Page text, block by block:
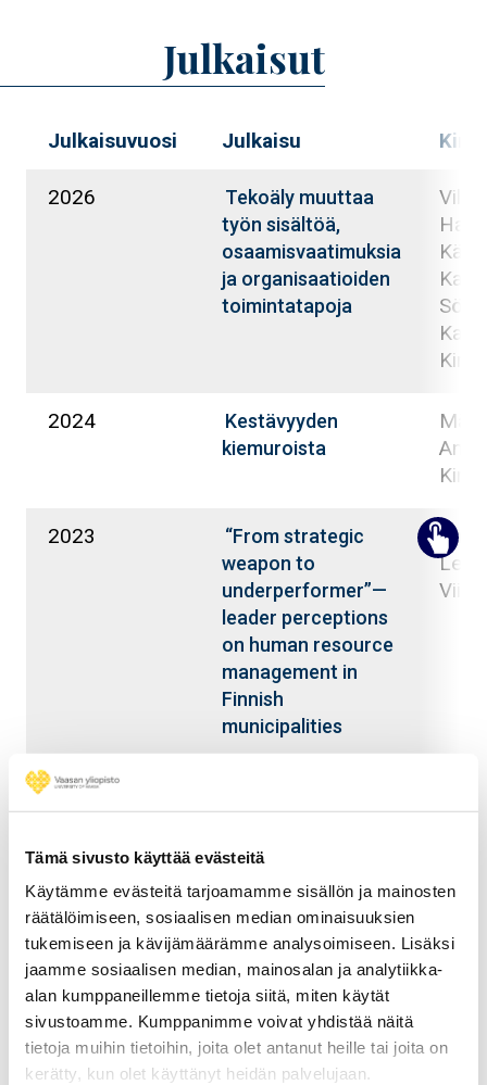
Tämä sivusto käyttää evästeitä
Käytämme evästeitä tarjoamamme sisällön ja mainosten
räätälöimiseen, sosiaalisen median ominaisuuksien
tukemiseen ja kävijämäärämme analysoimiseen. Lisäksi
jaamme sosiaalisen median, mainosalan ja analytiikka-
alan kumppaneillemme tietoja siitä, miten käytät
sivustoamme. Kumppanimme voivat yhdistää näitä
tietoja muihin tietoihin, joita olet antanut heille tai joita on
kerätty, kun olet käyttänyt heidän palvelujaan.
Julkaisut
Julkaisuvuosi Julkaisu
2026
Tekoäly muuttaa
työn sisältöä,
osaamisvaatimuksia
ja organisaatioiden
toimintatapoja
Kati;
Kirsi
2024
Kestävyyden
kiemuroista
Kirsi
2023
“From strategic
weapon to
underperformer”—
leader perceptions
on human resource
management in
Finnish
municipalities
2023
tieteellisyyden
2023
Rohkeudesta ja
rajojen hallinnasta
Sivutus
Sivu 1 Seuraava sivu
››